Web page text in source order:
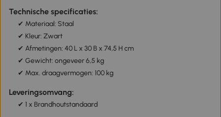
Technische specificaties:
✔ Materiaal: Staal
✔ Kleur: Zwart
✔ Afmetingen: 40 L x 30 B x 74,5 H cm
✔ Gewicht: ongeveer 6,5 kg
✔ Max. draagvermogen: 100 kg
Leveringsomvang:
✔ 1 x Brandhoutstandaard